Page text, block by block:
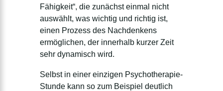
Fähigkeit“, die zunächst einmal nicht
auswählt, was wichtig und richtig ist,
einen Prozess des Nachdenkens
ermöglichen, der innerhalb kurzer Zeit
sehr dynamisch wird.
Selbst in einer einzigen Psychotherapie-
Stunde kann so zum Beispiel deutlich